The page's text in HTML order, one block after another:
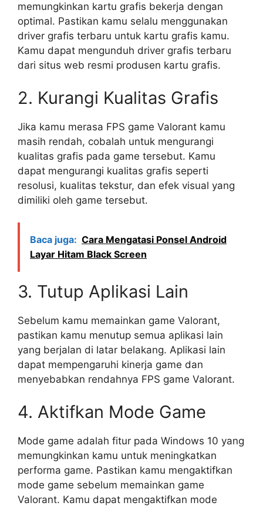
memungkinkan kartu grafis bekerja dengan
optimal. Pastikan kamu selalu menggunakan
driver grafis terbaru untuk kartu grafis kamu.
Kamu dapat mengunduh driver grafis terbaru
dari situs web resmi produsen kartu grafis.
2. Kurangi Kualitas Grafis
Jika kamu merasa FPS game Valorant kamu
masih rendah, cobalah untuk mengurangi
kualitas grafis pada game tersebut. Kamu
dapat mengurangi kualitas grafis seperti
resolusi, kualitas tekstur, dan efek visual yang
dimiliki oleh game tersebut.
Baca juga: Cara Mengatasi Ponsel Android
Layar Hitam Black Screen
3. Tutup Aplikasi Lain
Sebelum kamu memainkan game Valorant,
pastikan kamu menutup semua aplikasi lain
yang berjalan di latar belakang. Aplikasi lain
dapat mempengaruhi kinerja game dan
menyebabkan rendahnya FPS game Valorant.
4. Aktifkan Mode Game
Mode game adalah fitur pada Windows 10 yang
memungkinkan kamu untuk meningkatkan
performa game. Pastikan kamu mengaktifkan
mode game sebelum memainkan game
Valorant. Kamu dapat mengaktifkan mode